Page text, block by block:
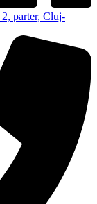
parter, Cluj-